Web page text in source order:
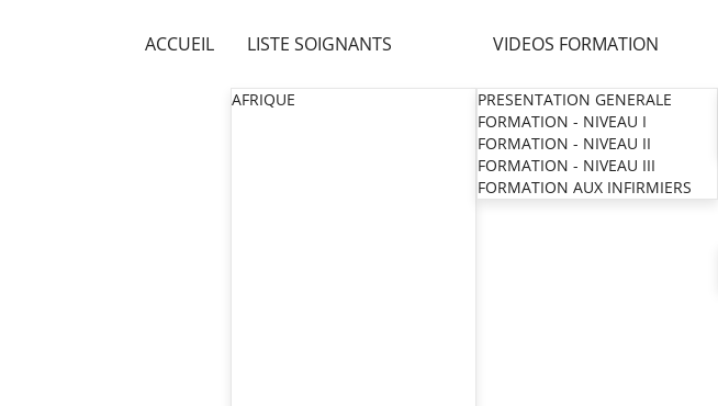
ACCUEIL LISTE SOIGNANTS
AFRIQUE
VIDEOS FORMATION
PRESENTATION GENERALE
FORMATION - NIVEAU I
FORMATION - NIVEAU II
FORMATION - NIVEAU III
FORMATION AUX INFIRMIERS